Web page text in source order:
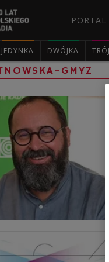
JEDYNKA DWÓJKA
GMYZ